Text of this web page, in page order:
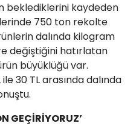
beklediklerini kaydeden
750 ton rekolte
dalında kilogram
değiştiğini hatırlatan
büyüklüğü var.
30 TL arasında dalında
GEÇİRİYORUZ’